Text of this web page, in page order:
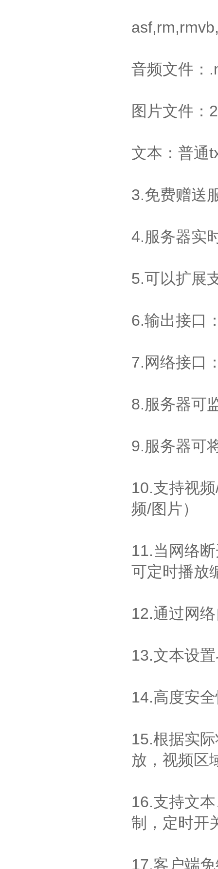
音频文件：
图片文件：
文本：普通
3.免费赠送
4.服务器实
5.可以扩展
6.输出接口
7.网络接口
8.服务器可
9.服务器可
10.支持视
频/图片）
11.当网络
可定时播放
12.通过网
13.文本设
14.高度安
15.根据实
放，视频区
16.支持文
制，定时开
17.客户端